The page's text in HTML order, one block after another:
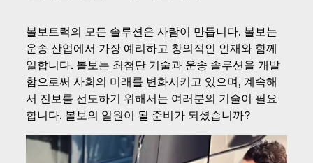
볼보트럭의 모든 솔루션은 사람이 만듭니다. 볼보는
운송 산업에서 가장 예리하고 창의적인 인재와 함께
일합니다. 볼보는 최첨단 기술과 운송 솔루션을 개발
함으로써 사회의 미래를 변화시키고 있으며, 계속해
서 진보를 선도하기 위해서는 여러분의 기술이 필요
합니다. 볼보의 일원이 될 준비가 되셨습니까?